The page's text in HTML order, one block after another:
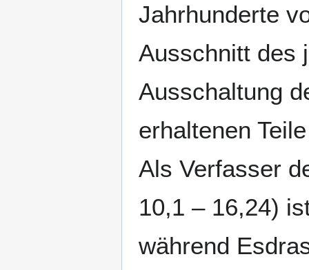
Jahrhunderte
Ausschnitt des
Ausschaltung
erhaltenen
Als Verfasser
10,1 – 16,24)
während